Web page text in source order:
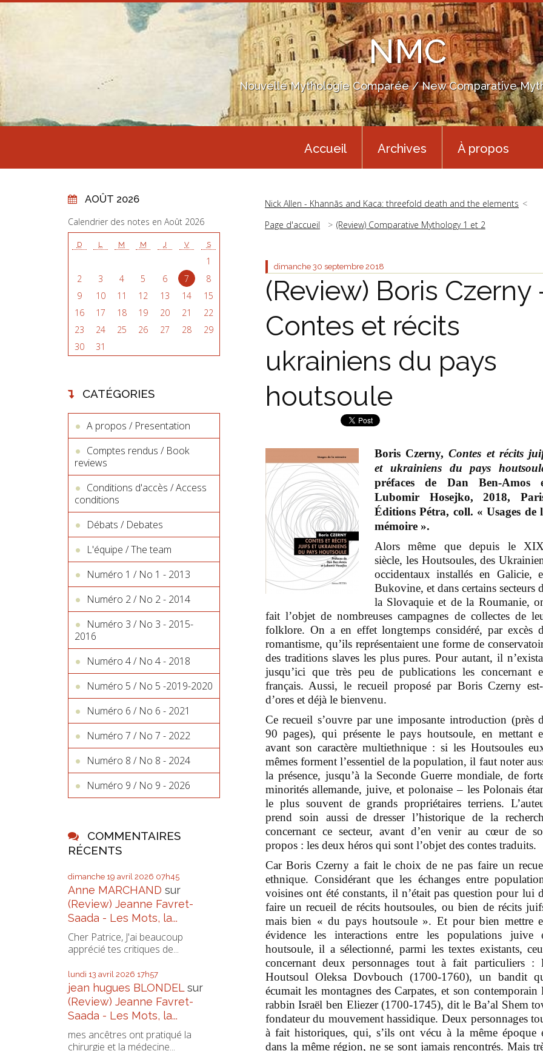
NMC
Nouvelle Mythologie Comparée / New Comparative
Accueil Archives À propos
AOÛT 2026
Calendrier des notes en Août 2026
D L M M J V S
1
2
3 4 5 6 7
8
9
10 11 12 13 14
15
16
17 18 19 20 21
22
23
24 25 26 27 28
29
30
31
CATÉGORIES
A propos / Presentation
Comptes rendus / Book
reviews
Conditions d'accès / Access
conditions
Débats / Debates
L'équipe / The team
Numéro 1 / No 1 - 2013
Numéro 2 / No 2 - 2014
Numéro 3 / No 3 - 2015-
2016
Numéro 4 / No 4 - 2018
Numéro 5 / No 5 -2019-2020
Numéro 6 / No 6 - 2021
Numéro 7 / No 7 - 2022
Numéro 8 / No 8 - 2024
Numéro 9 / No 9 - 2026
COMMENTAIRES
RÉCENTS
dimanche 19 avril 2026 07h45
Anne MARCHAND sur
(Review) Jeanne Favret-
Saada - Les Mots, la...
Cher Patrice, J'ai beaucoup
apprécié tes critiques de...
lundi 13 avril 2026 17h57
jean hugues BLONDELsur
(Review) Jeanne Favret-
Saada - Les Mots, la...
mes ancêtres ont pratiqué la
chirurgie et la médecine...
Nick Allen - Khannās and Kaca: threefold death and the elements
Page d'accueil
(Review) Comparative Mythology 1 et 2
dimanche 30 septembre 2018
(Review) Boris Czerny
Contes et récits
ukrainiens du pays
houtsoule
Boris Czerny,Contes et récits
et ukrainiens du pays
préfaces de Dan Ben-Amos
Lubomir Hosejko, 2018,
Éditions Pétra, coll. « Usages de
mémoire ».
Alors même que depuis le
siècle, les Houtsoules, des
occidentaux installés en Galicie,
Bukovine, et dans certains secteurs
la Slovaquie et de la Roumanie,
fait l’objet de nombreuses campagnes de collectes de
folklore. On a en effet longtemps considéré, par excès
romantisme, qu’ils représentaient une forme de
des traditions slaves les plus pures. Pour autant, il
jusqu’ici que très peu de publications les concernant
français. Aussi, le recueil proposé par Boris Czerny
d’ores et déjà le bienvenu.
Ce recueil s’ouvre par une imposante introduction (près
90 pages), qui présente le pays houtsoule, en mettant
avant son caractère multiethnique : si les Houtsoules
mêmes forment l’essentiel de la population, il faut noter
la présence, jusqu’à la Seconde Guerre mondiale, de
minorités allemande, juive, et polonaise – les Polonais
le plus souvent de grands propriétaires terriens.
prend soin aussi de dresser l’historique de la
concernant ce secteur, avant d’en venir au cœur de
propos : les deux héros qui sont l’objet des contes traduits.
Car Boris Czerny a fait le choix de ne pas faire un
ethnique. Considérant que les échanges entre
voisines ont été constants, il n’était pas question pour lui
faire un recueil de récits houtsoules, ou bien de récits
mais bien « du pays houtsoule ». Et pour bien mettre
évidence les interactions entre les populations juive
houtsoule, il a sélectionné, parmi les textes existants,
concernant deux personnages tout à fait particuliers :
Houtsoul Oleksa Dovbouch (1700-1760), un bandit
écumait les montagnes des Carpates, et son contemporain
rabbin Israël ben Eliezer (1700-1745), dit le Ba’al Shem
fondateur du mouvement hassidique. Deux personnages
à fait historiques, qui, s’ils ont vécu à la même époque
dans la même région, ne se sont jamais rencontrés. Mais